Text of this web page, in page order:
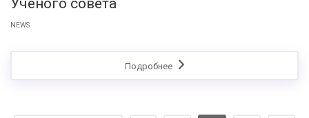
Ученого совета
NEWS
Подробнее